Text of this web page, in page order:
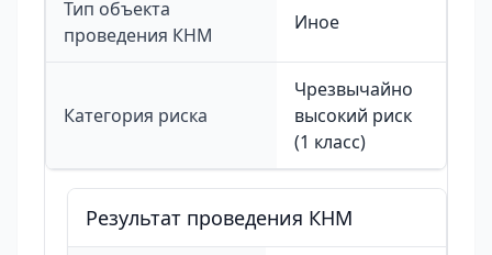
Тип объекта
проведения КНМ
Иное
Категория риска
Чрезвычайно
высокий риск
(1 класс)
Результат проведения КНМ